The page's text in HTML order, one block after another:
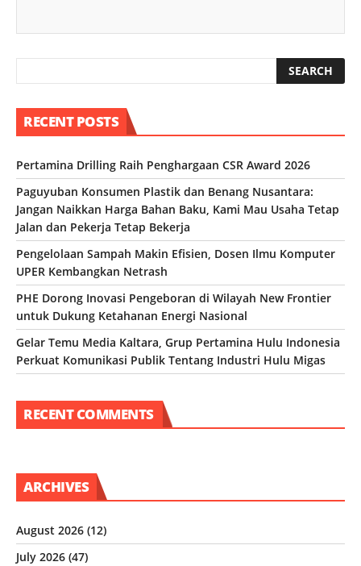
RECENT POSTS
Pertamina Drilling Raih Penghargaan CSR Award 2026
Paguyuban Konsumen Plastik dan Benang Nusantara:
Jangan Naikkan Harga Bahan Baku, Kami Mau Usaha Tetap
Jalan dan Pekerja Tetap Bekerja
Pengelolaan Sampah Makin Efisien, Dosen Ilmu Komputer
UPER Kembangkan Netrash
PHE Dorong Inovasi Pengeboran di Wilayah New Frontier
untuk Dukung Ketahanan Energi Nasional
Gelar Temu Media Kaltara, Grup Pertamina Hulu Indonesia
Perkuat Komunikasi Publik Tentang Industri Hulu Migas
RECENT COMMENTS
ARCHIVES
August 2026 (12)
July 2026 (47)